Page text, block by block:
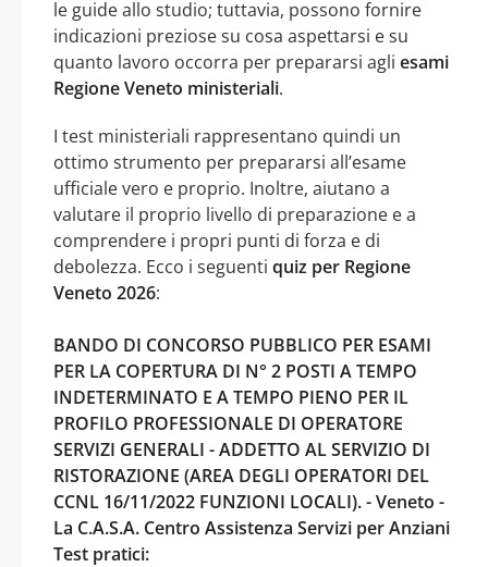
le guide allo studio; tuttavia, possono fornire
indicazioni preziose su cosa aspettarsi e su
quanto lavoro occorra per prepararsi agli esami
Regione Veneto ministeriali.
I test ministeriali rappresentano quindi un
ottimo strumento per prepararsi all’esame
ufficiale vero e proprio. Inoltre, aiutano a
valutare il proprio livello di preparazione e a
comprendere i propri punti di forza e di
debolezza. Ecco i seguenti quiz per Regione
Veneto 2026:
BANDO DI CONCORSO PUBBLICO PER ESAMI
PER LA COPERTURA DI N° 2 POSTI A TEMPO
INDETERMINATO E A TEMPO PIENO PER IL
PROFILO PROFESSIONALE DI OPERATORE
SERVIZI GENERALI - ADDETTO AL SERVIZIO DI
RISTORAZIONE (AREA DEGLI OPERATORI DEL
CCNL 16/11/2022 FUNZIONI LOCALI). - Veneto -
La C.A.S.A. Centro Assistenza Servizi per Anziani
Test pratici: